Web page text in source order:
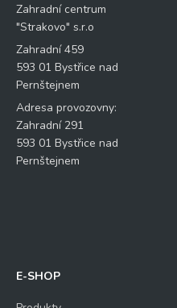
Zahradní centrum
"Strakovo" s.r.o
Zahradní 459
593 01 Bystřice nad
Pernštejnem
Adresa provozovny:
Zahradní 291
593 01 Bystřice nad
Pernštejnem
E-SHOP